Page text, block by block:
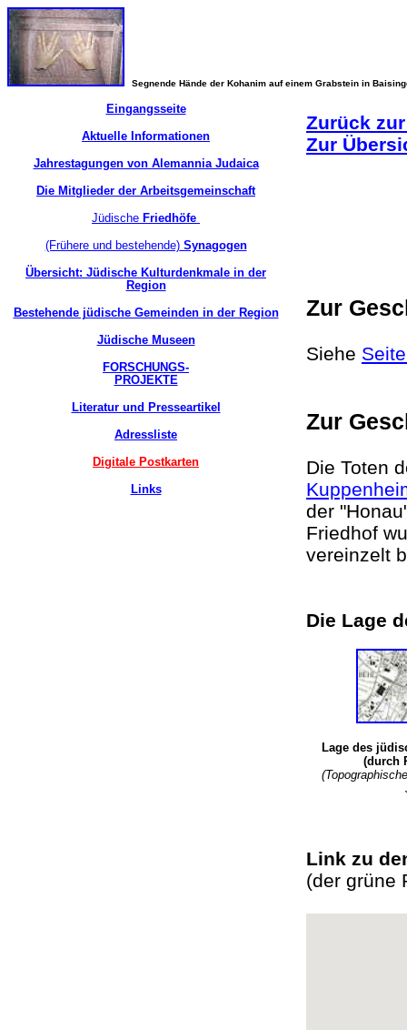
Segnende Hände der Kohanim auf einem Grabstein in
Eingangsseite
Aktuelle Informationen
Jahrestagungen von Alemannia Judaica
Die Mitglieder der Arbeitsgemeinschaft
Jüdische Friedhöfe
(Frühere und bestehende)Synagogen
Übersicht: Jüdische Kulturdenkmale in der
Region
Bestehende jüdische Gemeinden in der Region
Jüdische Museen
FORSCHUNGS-
PROJEKTE
Literatur und Presseartikel
Adressliste
Digitale Postkarten
Links
Zurück
Zur
Zur
Siehe
Zur
Die Toten
der
Friedhof
vereinzelt
Die Lage
Lage des
(durch
Link zu
(der grüne